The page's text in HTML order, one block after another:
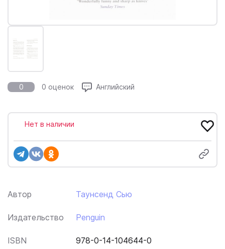
0 0 оценок Английский
Автор Таунсенд Сью
Издательство Penguin
ISBN 978-0-14-104644-0
Нет в наличии